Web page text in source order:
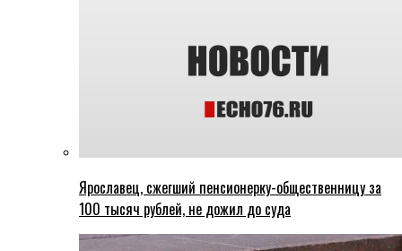
Ярославец, сжегший пенсионерку-общественницу за
100 тысяч рублей, не дожил до суда